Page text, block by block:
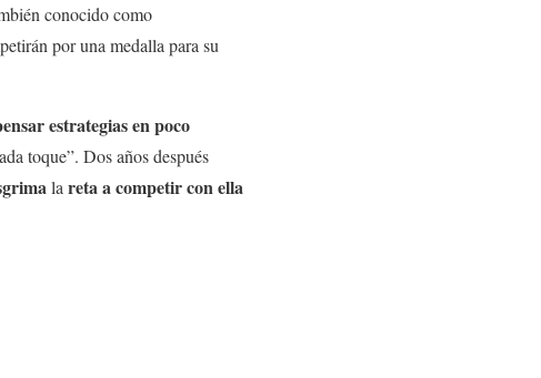
conocido como
por una medalla para su
estrategias en poco
toque”. Dos años después
la reta a competir con ella